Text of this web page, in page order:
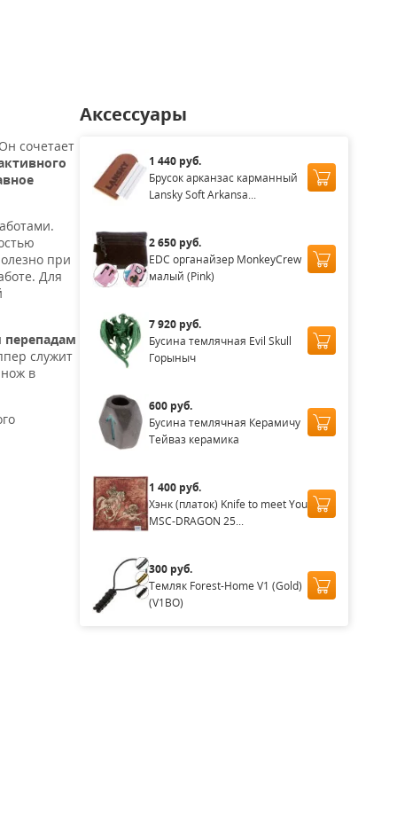
сочетает
при
Для
перепадам
служит
в
Аксессуары
1 440 руб.
Брусок арканзас карманный
Lansky Soft Arkansa...
2 650 руб.
EDC органайзер MonkeyCrew
малый (Pink)
7 920 руб.
Бусина темлячная Evil Skull
Горыныч
600 руб.
Бусина темлячная Керамичу
Тейваз керамика
1 400 руб.
Хэнк (платок) Knife to meet You
MSC-DRAGON 25...
300 руб.
Темляк Forest-Home V1 (Gold)
(V1BO)